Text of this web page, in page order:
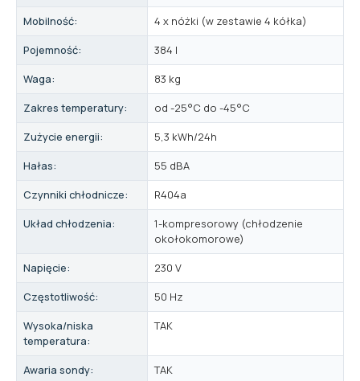
Mobilność:
4 x nóżki (w zestawie 4 kółka)
Pojemność:
384 l
Waga:
83 kg
Zakres temperatury:
od -25°C do -45°C
Zużycie energii:
5,3 kWh/24h
Hałas:
55 dBA
Czynniki chłodnicze:
R404a
Układ chłodzenia:
1-kompresorowy (chłodzenie
okołokomorowe)
Napięcie:
230 V
Częstotliwość:
50 Hz
Wysoka/niska
temperatura:
TAK
Awaria sondy:
TAK